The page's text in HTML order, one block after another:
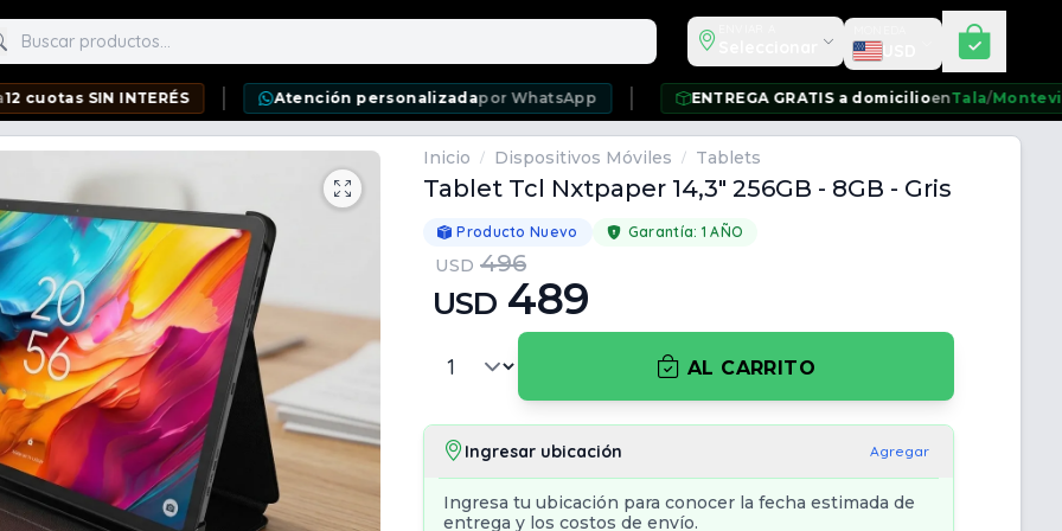
productos Seleccionar moneda
USD
INTERÉS Atención personalizadapor WhatsApp ENTREGA GRATIS a domicilio enTala/ Montevideo/
Inicio / Dispositivos Móviles / Tablets
Tablet Tcl Nxtpaper 14,3" 256GB - 8GB - Gris
Producto Nuevo Garantía: 1 AÑO
USD 496
USD 489
AL CARRITO
Ingresar ubicación Agregar
Ingresa tu ubicación para conocer la fecha estimada de
entrega y los costos de envío.